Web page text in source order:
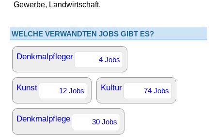
Gewerbe, Landwirtschaft.
WELCHE VERWANDTEN JOBS GIBT ES?
Denkmalpfleger 4 Jobs
Kunst 12 Jobs Kultur 74 Jobs
Denkmalpflege 30 Jobs